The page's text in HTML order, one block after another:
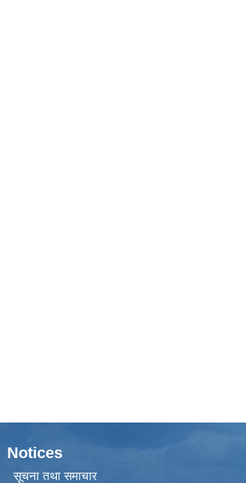
Notices
सूचना तथा समाचार